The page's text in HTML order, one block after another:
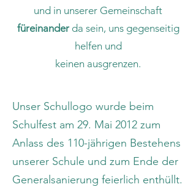
und in unserer Gemeinschaft
füreinanderda sein, uns gegenseitig
helfen und
keinen ausgrenzen.
Unser Schullogo wurde beim
Schulfest am 29. Mai 2012 zum
Anlass des 110-jährigen Bestehens
unserer Schule und zum Ende der
Generalsanierung feierlich enthüllt.